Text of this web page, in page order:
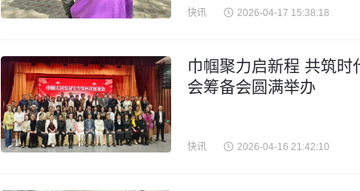
快讯 2026-04-17 15:38:18
巾帼聚力启新程 共筑
会筹备会圆满举办
快讯 2026-04-16 21:42:10